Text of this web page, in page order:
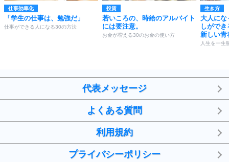
仕事効率化
「学生の仕事は、勉強だ」
仕事ができる人になる30の方法
投資
若いころの、時給のアルバイト
には要注意。
お金が増える30のお金の使い方
生き方
大人にな
しがで
新しい青
人生を一生
代表メッセージ
よくある質問
利用規約
プライバシーポリシー